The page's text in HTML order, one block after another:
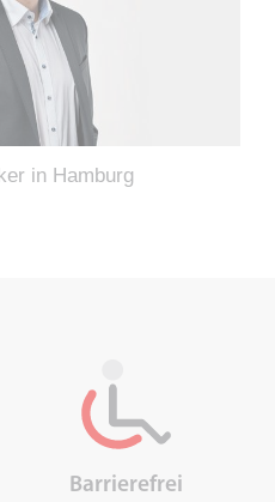
in Hamburg
Barrierefrei